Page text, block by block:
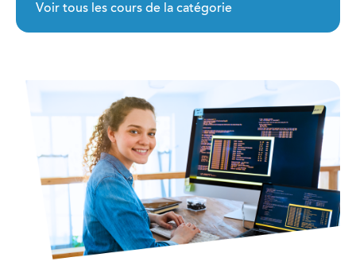
Voir tous les cours de la catégorie